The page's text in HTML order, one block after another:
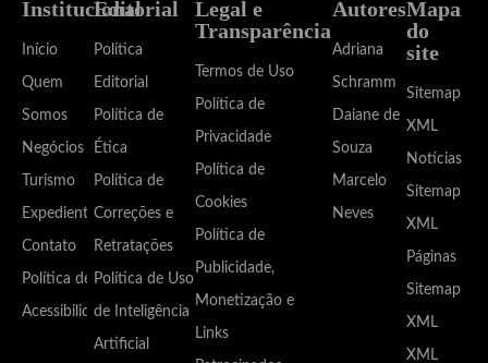
Institucional
Início
Quem
Somos
Negócios
Turismo
Expediente
Contato
Política de
Acessibilidade
Editorial
Política
Editorial
Política de
Ética
Política de
Correções e
Retratações
Política de Uso
de Inteligência
Artificial
Legal e
Transparência
Termos de Uso
Política de
Privacidade
Política de
Cookies
Política de
Publicidade,
Monetização e
Links
Autores
Adriana
Schramm
Daiane de
Souza
Marcelo
Neves
Mapa
do
site
Sitemap
XML
Notícias
Sitemap
XML
Páginas
Sitemap
XML
XML